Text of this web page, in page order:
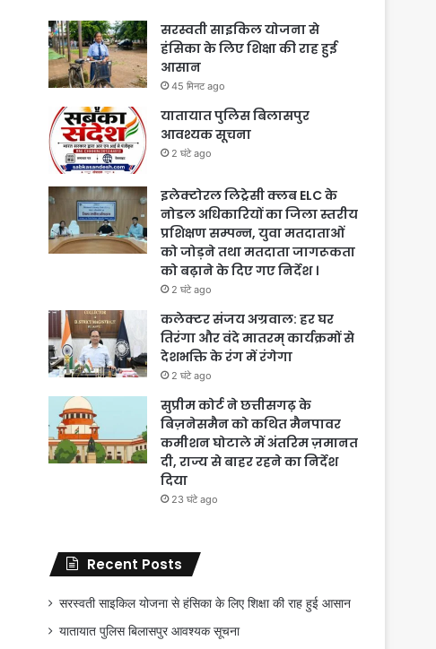
सरस्वती साइकिल योजना से
हंसिका के लिए शिक्षा की राह हुई
आसान
45 मिनट ago
यातायात पुलिस बिलासपुर
आवश्यक सूचना
2 घंटे ago
इलेक्टोरल लिट्रेसी क्लब ELC के
नोडल अधिकारियों का जिला स्तरीय
प्रशिक्षण सम्पन्न, युवा मतदाताओं
को जोड़ने तथा मतदाता जागरूकता
को बढ़ाने के दिए गए निर्देश ।
2 घंटे ago
कलेक्टर संजय अग्रवाल: हर घर
तिरंगा और वंदे मातरम् कार्यक्रमों से
देशभक्ति के रंग में रंगेगा
2 घंटे ago
सुप्रीम कोर्ट ने छत्तीसगढ़ के
बिज़नेसमैन को कथित मैनपावर
कमीशन घोटाले में अंतरिम ज़मानत
दी, राज्य से बाहर रहने का निर्देश
दिया
23 घंटे ago
Recent Posts
सरस्वती साइकिल योजना से हंसिका के लिए शिक्षा की राह हुई आसान
यातायात पुलिस बिलासपुर आवश्यक सूचना